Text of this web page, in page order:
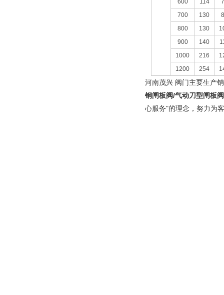
600 114
700
130
800
130
900
140
1000
216
1200
254
河南茂兴 阀门主要生产
钢闸板阀/气动刀型闸板
心服务"的理念，努力为